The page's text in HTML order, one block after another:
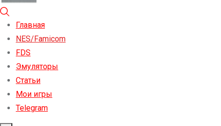
Главная
NES/Famicom
FDS
Эмуляторы
Статьи
Мои игры
Telegram